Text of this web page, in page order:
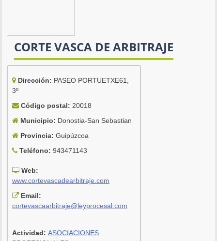
CORTE VASCA DE ARBITRAJE
Dirección: PASEO PORTUETXE61,
3º
Código postal: 20018
Municipio: Donostia-San Sebastian
Provincia: Guipúzcoa
Teléfono: 943471143
Web:
www.cortevascadearbitraje.com
Email:
cortevascaarbitraje@leyprocesal.com
Actividad: ASOCIACIONES